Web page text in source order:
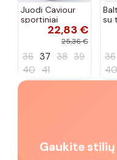
Juodi Caviour
sportiniai
sportbačiai22,83 €
25,36 €
36 37 38 39
40 41
su
36
40
Gaukite